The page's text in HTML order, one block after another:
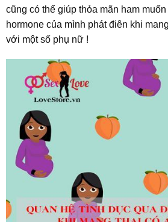
cũng có thể giúp thỏa mãn ham
hormone của mình phát điên khi
với một số phụ nữ !